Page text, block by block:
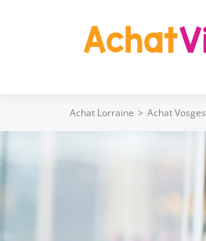
Achat Lorraine > Achat Vosges